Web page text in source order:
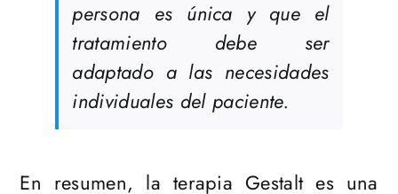
persona es única y que el
tratamiento debe ser
adaptado a las necesidades
individuales del paciente.
En resumen, la terapia Gestalt es una